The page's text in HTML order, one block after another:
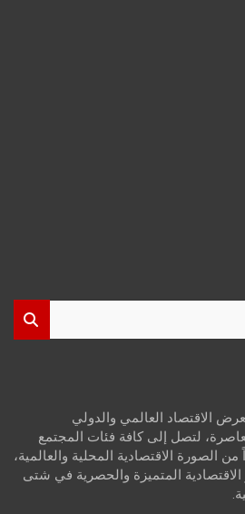
الاقتصاد العالمي والدولي
لتصل إلى كافة فئات المجتمع
الصورة الاقتصادية المحلية والعالمية،
الاقتصادية المتميزة والحصرية في شتى